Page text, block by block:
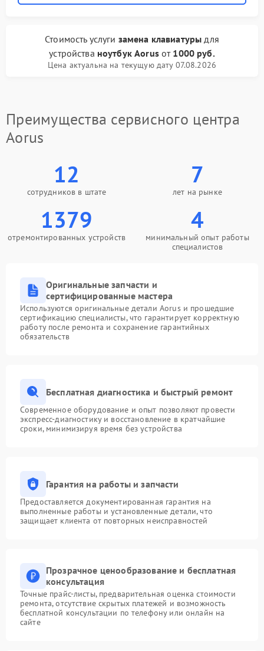
Стоимость услуги замена клавиатуры для
устройства ноутбук Aorusот 1000 руб.
Цена актуальна на текущую дату 07.08.2026
Преимущества сервисного центра
Aorus
12
сотрудников в штате
7
лет на рынке
1379
отремонтированных устройств
4
минимальный опыт работы
специалистов
Оригинальные запчасти и
сертифицированные мастера
Используются оригинальные детали Aorus и прошедшие
сертификацию специалисты, что гарантирует корректную
работу после ремонта и сохранение гарантийных
обязательств
Бесплатная диагностика и быстрый ремонт
Современное оборудование и опыт позволяют провести
экспресс-диагностику и восстановление в кратчайшие
сроки, минимизируя время без устройства
Гарантия на работы и запчасти
Предоставляется документированная гарантия на
выполненные работы и установленные детали, что
защищает клиента от повторных неисправностей
Прозрачное ценообразование и бесплатная
консультация
Точные прайс-листы, предварительная оценка стоимости
ремонта, отсутствие скрытых платежей и возможность
бесплатной консультации по телефону или онлайн на
сайте